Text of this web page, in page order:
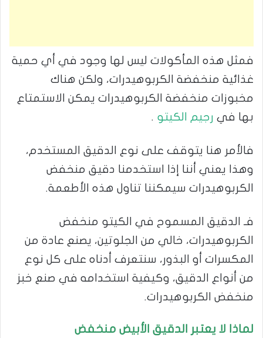
فمثل هذه المأكولات ليس لها وجود في أي حمية
غذائية منخفضة الكربوهيدرات، ولكن هناك
مخبوزات منخفضة الكربوهيدرات يمكن الاستمتاع
بها في رجيم الكيتو .
فالأمر هنا يتوقف على نوع الدقيق المستخدم،
وهذا يعني أننا إذا استخدمنا دقيق منخفض
الكربوهيدرات سيمكننا تناول هذه الأطعمة.
فـ الدقيق المسموح في الكيتو منخفض
الكربوهيدرات، خالي من الجلوتين، يصنع عادة من
المكسرات أو البذور، سنتعرف أدناه على كل نوع
من أنواع الدقيق، وكيفية استخدامه في صنع خبز
منخفض الكربوهيدرات.
لماذا لا يعتبر الدقيق الأبيض منخفض